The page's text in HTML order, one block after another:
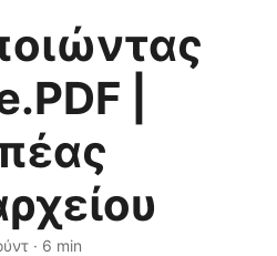
|
· 6 min